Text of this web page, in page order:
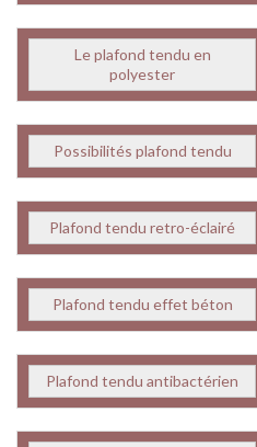
Le plafond tendu en
polyester
Possibilités plafond tendu
Plafond tendu retro-éclairé
Plafond tendu effet béton
Plafond tendu antibactérien